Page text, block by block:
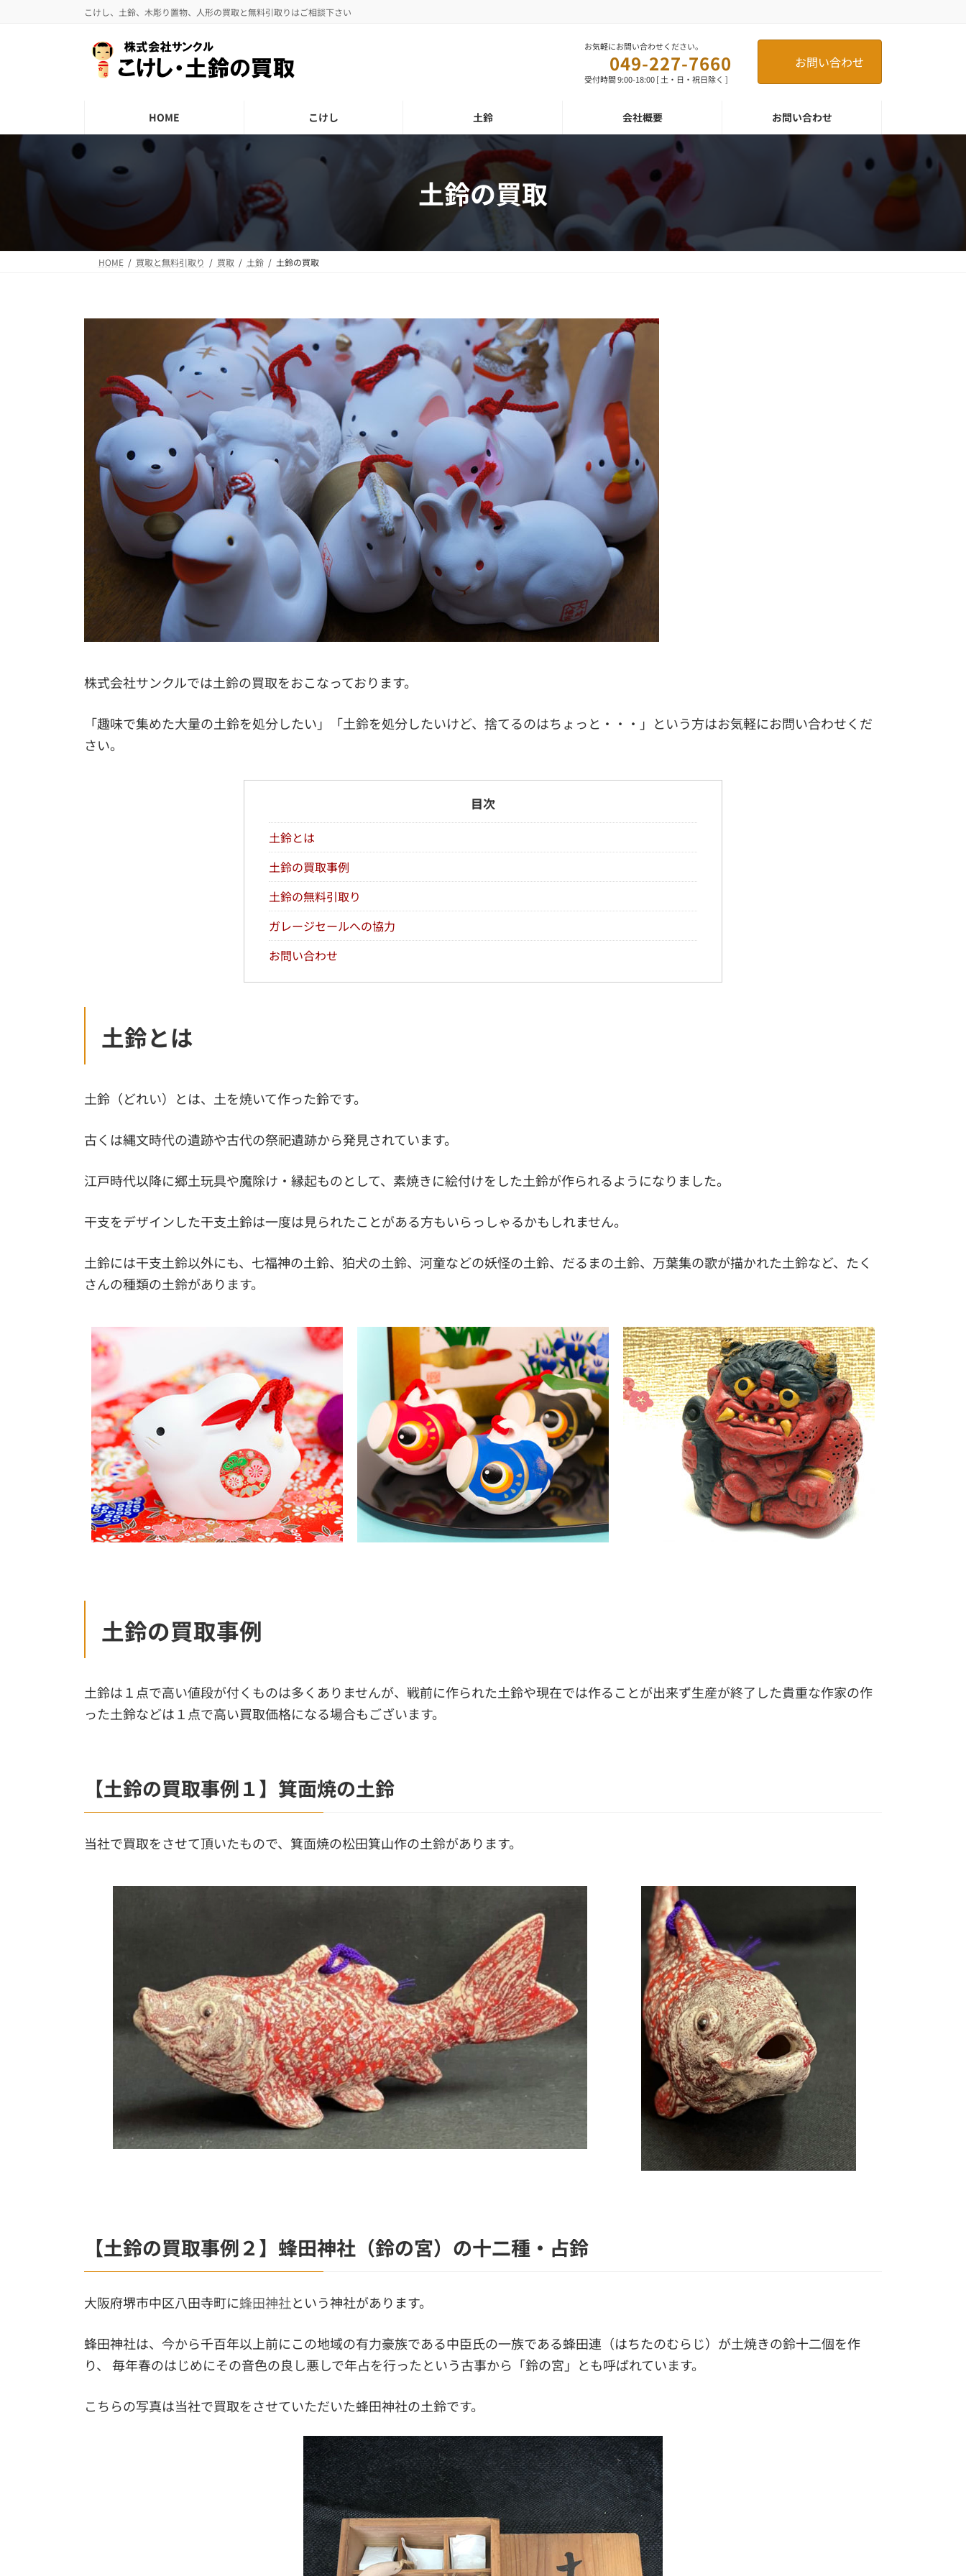
キ
に
こけし、土鈴、木彫り置物、人形の買取と無料引取りはご相談下さい
お気軽にお問い合わせください。
049-227-7660
受付時間 9:00-18:00 [ 土・日・祝日除く ]
お問い合わせ
HOME こけし 土鈴 会社概要 お問い合わせ
土鈴の買取
HOME 買取と無料引取り 買取 土鈴 土鈴の買取
株式会社サンクルでは土鈴の買取をおこなっております。
「趣味で集めた大量の土鈴を処分したい」「土鈴を処分したいけど、捨てるのはちょっと・・・」という方はお気軽にお問い合わせくだ
さい。
目次
土鈴とは
土鈴の買取事例
土鈴の無料引取り
ガレージセールへの協力
お問い合わせ
土鈴とは
土鈴（どれい）とは、土を焼いて作った鈴です。
古くは縄文時代の遺跡や古代の祭祀遺跡から発見されています。
江戸時代以降に郷土玩具や魔除け・縁起ものとして、素焼きに絵付けをした土鈴が作られるようになりました。
干支をデザインした干支土鈴は一度は見られたことがある方もいらっしゃるかもしれません。
土鈴には干支土鈴以外にも、七福神の土鈴、狛犬の土鈴、河童などの妖怪の土鈴、だるまの土鈴、万葉集の歌が描かれた土鈴など、たく
さんの種類の土鈴があります。
土鈴の買取事例
土鈴は１点で高い値段が付くものは多くありませんが、戦前に作られた土鈴や現在では作ることが出来ず生産が終了した貴重な作家の作
った土鈴などは１点で高い買取価格になる場合もございます。
【土鈴の買取事例１】箕面焼の土鈴
当社で買取をさせて頂いたもので、箕面焼の松田箕山作の土鈴があります。
【土鈴の買取事例２】蜂田神社（鈴の宮）の十二種・占鈴
大阪府堺市中区八田寺町に蜂田神社という神社があります。
蜂田神社は、今から千百年以上前にこの地域の有力豪族である中臣氏の一族である蜂田連（はちたのむらじ）が土焼きの鈴十二個を作
り、 毎年春のはじめにその音色の良し悪しで年占を行ったという古事から「鈴の宮」とも呼ばれています。
こちらの写真は当社で買取をさせていただいた蜂田神社の土鈴です。